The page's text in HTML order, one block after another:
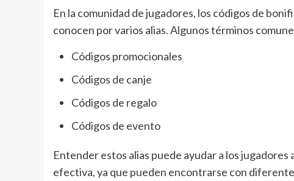
En la comunidad de jugadores, los códigos de
conocen por varios alias. Algunos términos
Códigos promocionales
Códigos de canje
Códigos de regalo
Códigos de evento
Entender estos alias puede ayudar a los
efectiva, ya que pueden encontrarse con